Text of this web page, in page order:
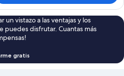
un vistazo a las ventajas y los
puedes disfrutar. Cuantas más
gratis